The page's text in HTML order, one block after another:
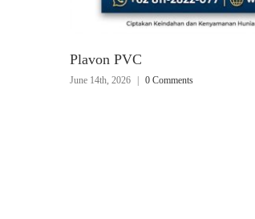
Plavon PVC
June 14th, 2026 0 Comments